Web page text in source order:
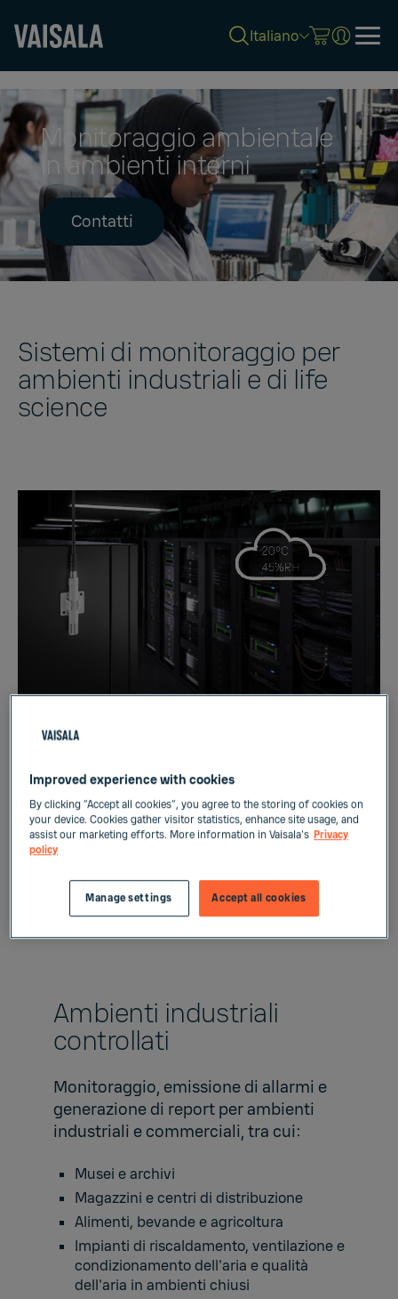
to
main
content
Italiano
Monitoraggio ambientale
in ambienti interni
Contatti
Sistemi di monitoraggio per
ambienti industriali e di life
science
Ambienti industriali
controllati
Monitoraggio, emissione di allarmi e
generazione di report per ambienti
industriali e commerciali, tra cui:
Musei e archivi
Magazzini e centri di distribuzione
Alimenti, bevande e agricoltura
Impianti di riscaldamento, ventilazione e
condizionamento dell'aria e qualità
dell'aria in ambienti chiusi
Improved experience with cookies
By clicking “Accept all cookies”, you agree to the storing of cookies on
your device. Cookies gather visitor statistics, enhance site usage, and
assist our marketing efforts. More information in Vaisala's Privacy
policy
Accept all cookies
Manage settings